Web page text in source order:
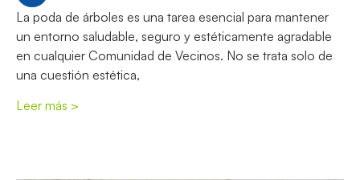
La poda de árboles es una tarea esencial para mantener
un entorno saludable, seguro y estéticamente agradable
en cualquier Comunidad de Vecinos. No se trata solo de
una cuestión estética,
Leer más >